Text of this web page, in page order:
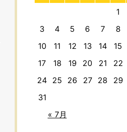
« 7月
1
3
4 5 6 7 8
10
11 12 13 14 15
17
18 19 20 21 22
24 25 26 27 28 29
31